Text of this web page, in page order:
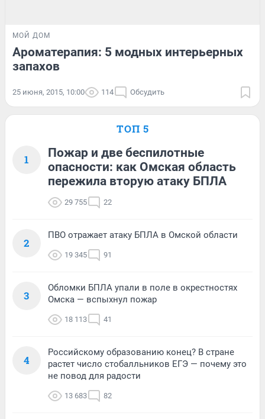
МОЙ ДОМ
Ароматерапия: 5 модных интерьерных
запахов
25 июня, 2015, 10:00 114 Обсудить
ТОП 5
1
Пожар и две беспилотные
опасности: как Омская область
пережила вторую атаку БПЛА
29 755 22
2
ПВО отражает атаку БПЛА в Омской области
19 345 91
3
Обломки БПЛА упали в поле в окрестностях
Омска — вспыхнул пожар
18 113 41
4
Российскому образованию конец? В стране
растет число стобалльников ЕГЭ — почему это
не повод для радости
13 683 82